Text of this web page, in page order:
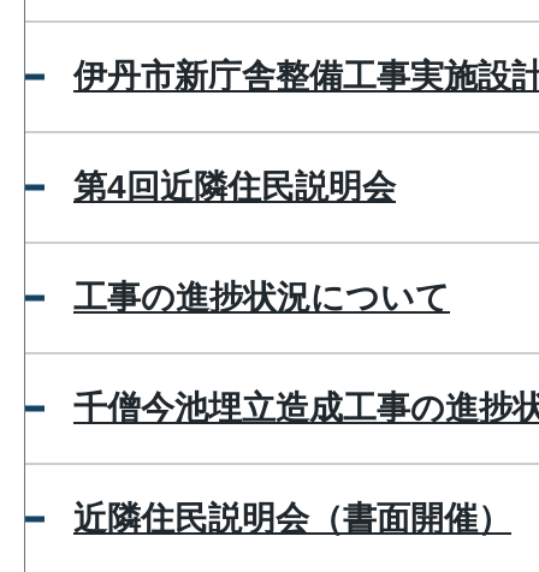
伊丹市新庁舎整備工事実施設
第4回近隣住民説明会
工事の進捗状況について
千僧今池埋立造成工事の進捗
近隣住民説明会（書面開催）